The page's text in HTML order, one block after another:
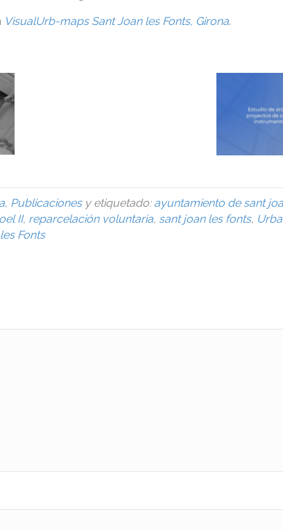
VisualUrb-maps Sant Joan les Fonts, Girona.
, Publicacionesy etiquetado: ayuntamiento de sant
II, reparcelación voluntaria, sant joan les fonts,
Fonts